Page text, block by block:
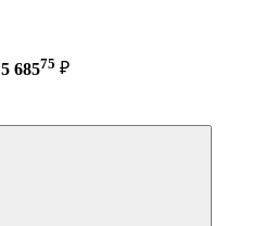
5 68575 ₽